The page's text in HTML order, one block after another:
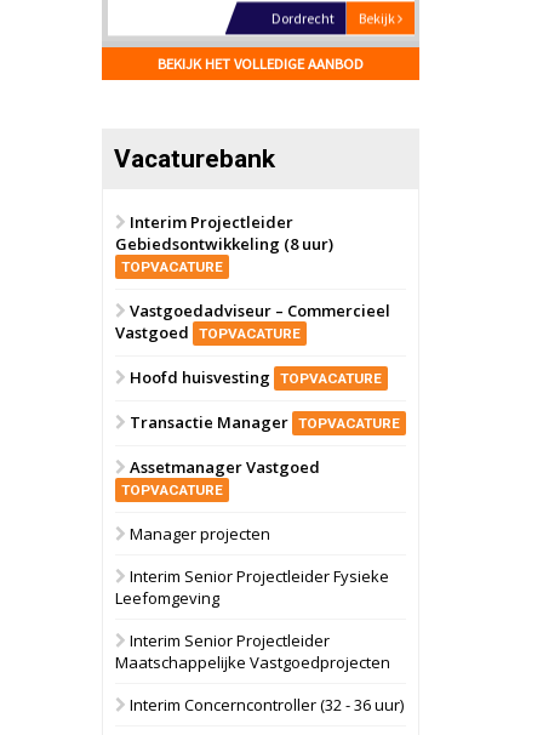
Bekijk
Hilversum
17 september 2026
Voormalig
Zwanenburg
6 oktober 2026
Oranje
28 september 2026
bedrijventerrein
Bekijk
Schuinesloot
BEKIJK HET VOLLEDIGE AANBOD
Vacaturebank
Interim Projectleider
Gebiedsontwikkeling (8 uur)
TOPVACATURE
Vastgoedadviseur – Commercieel
Vastgoed
TOPVACATURE
Hoofd huisvesting TOPVACATURE
Transactie Manager TOPVACATURE
Assetmanager Vastgoed
TOPVACATURE
Manager projecten
Interim Senior Projectleider Fysieke
Leefomgeving
Interim Senior Projectleider
Maatschappelijke Vastgoedprojecten
Interim Concerncontroller (32 - 36 uur)